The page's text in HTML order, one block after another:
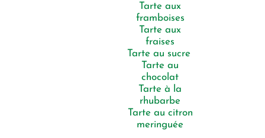
Tarte aux
framboises
Tarte aux
fraises
Tarte au sucre
Tarte au
chocolat
Tarte à la
rhubarbe
Tarte au citron
meringuée